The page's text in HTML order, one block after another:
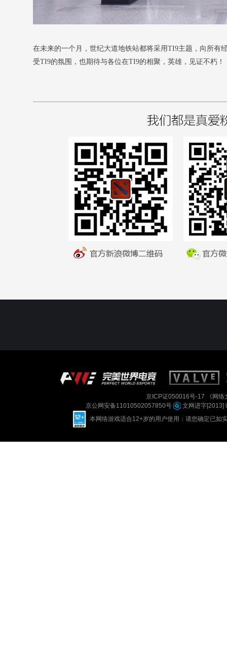
在未来的一个月，世纪大道地铁站都将采用TI9主题，向所有
受TI9的氛围，也期待与各位在TI9的相聚，英雄，见证不朽！
京ICP证050016号-17
《网
京公网安备11010502057850号
文网进字[2013]
本网络游戏适合12+岁的用户使用：请您确定已如